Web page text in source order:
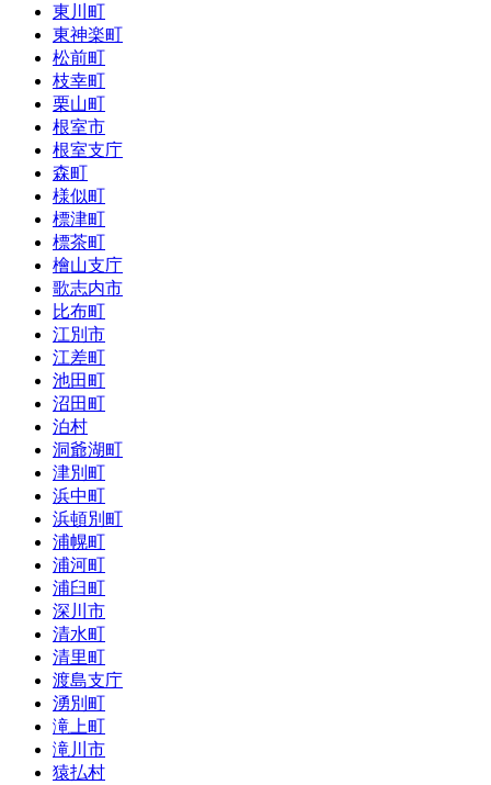
東川町
東神楽町
松前町
枝幸町
栗山町
根室市
根室支庁
森町
様似町
標津町
標茶町
檜山支庁
歌志内市
比布町
江別市
江差町
池田町
沼田町
泊村
洞爺湖町
津別町
浜中町
浜頓別町
浦幌町
浦河町
浦臼町
深川市
清水町
清里町
渡島支庁
湧別町
滝上町
滝川市
猿払村